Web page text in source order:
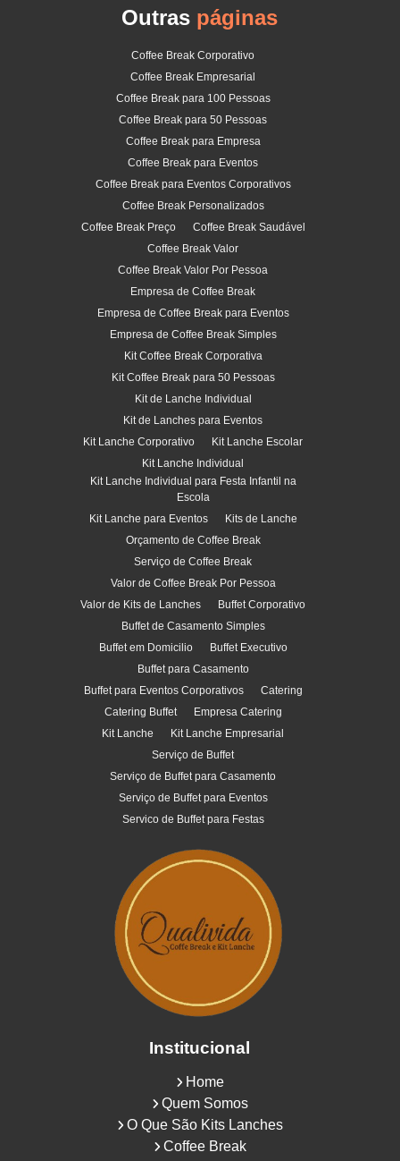
Outras páginas
Coffee Break Corporativo
Coffee Break Empresarial
Coffee Break para 100 Pessoas
Coffee Break para 50 Pessoas
Coffee Break para Empresa
Coffee Break para Eventos
Coffee Break para Eventos Corporativos
Coffee Break Personalizados
Coffee Break Preço
Coffee Break Saudável
Coffee Break Valor
Coffee Break Valor Por Pessoa
Empresa de Coffee Break
Empresa de Coffee Break para Eventos
Empresa de Coffee Break Simples
Kit Coffee Break Corporativa
Kit Coffee Break para 50 Pessoas
Kit de Lanche Individual
Kit de Lanches para Eventos
Kit Lanche Corporativo
Kit Lanche Escolar
Kit Lanche Individual
Kit Lanche Individual para Festa Infantil na
Escola
Kit Lanche para Eventos
Kits de Lanche
Orçamento de Coffee Break
Serviço de Coffee Break
Valor de Coffee Break Por Pessoa
Valor de Kits de Lanches
Buffet Corporativo
Buffet de Casamento Simples
Buffet em Domicilio
Buffet Executivo
Buffet para Casamento
Buffet para Eventos Corporativos
Catering
Catering Buffet
Empresa Catering
Kit Lanche
Kit Lanche Empresarial
Serviço de Buffet
Serviço de Buffet para Casamento
Serviço de Buffet para Eventos
Servico de Buffet para Festas
Institucional
Home
Quem Somos
O Que São Kits Lanches
Coffee Break